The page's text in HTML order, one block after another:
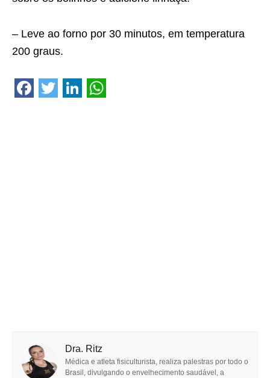
– Leve ao forno por 30 minutos, em temperatura
200 graus.
Dra. Ritz
Médica e atleta fisiculturista, realiza palestras por todo o
Brasil, divulgando o envelhecimento saudável, a